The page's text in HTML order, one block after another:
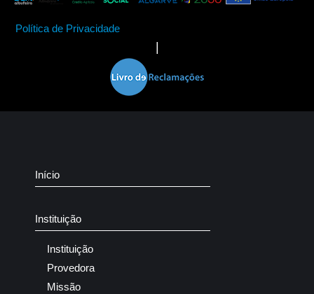
Política de Privacidade
Início
Instituição
Instituição
Provedora
Missão